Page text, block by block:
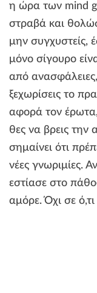
η ώρα των mind
στραβά και
μην συγχυστείς,
μόνο σίγουρο
από
ξεχωρίσεις το
αφορά τον
θες να βρεις
σημαίνει ότι
νέες γνωριμίες.
εστίασε στο
αμόρε. Όχι σε